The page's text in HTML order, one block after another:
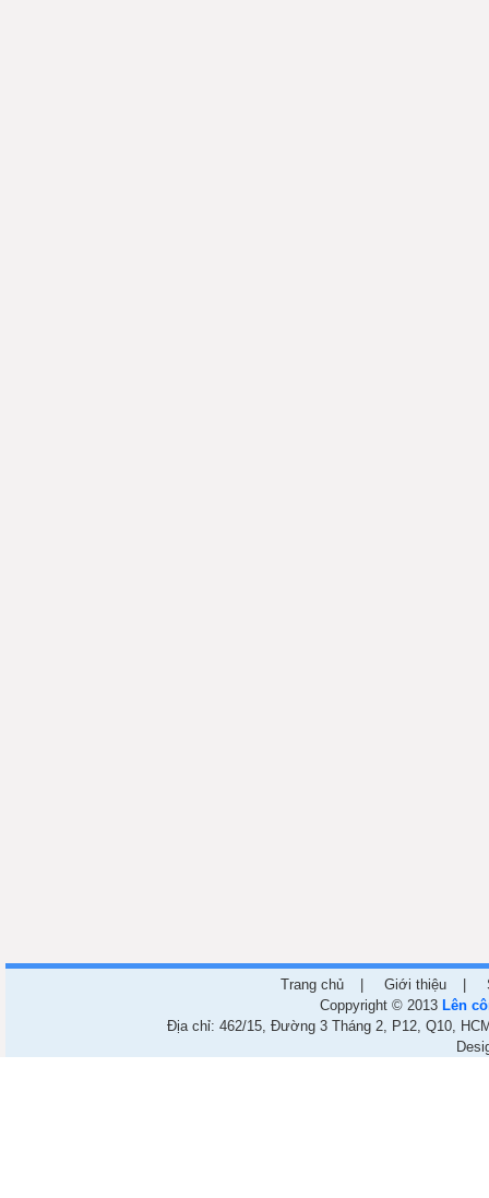
Trang chủ Giới thiệu
Coppyright © 2013 Lên
Địa chỉ: 462/15, Đường 3 Tháng 2, P12, Q10,